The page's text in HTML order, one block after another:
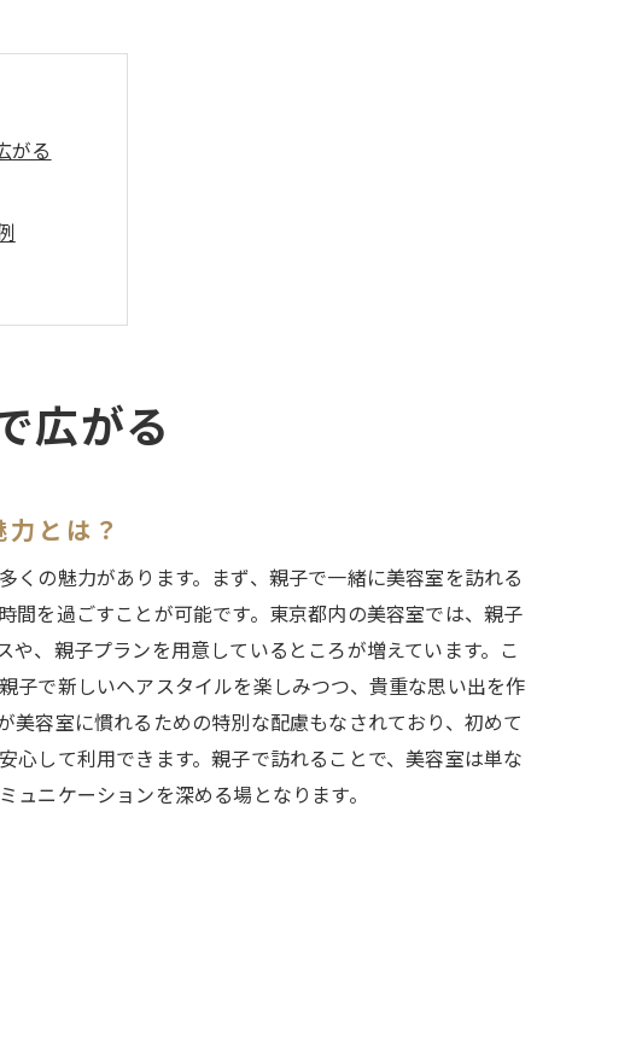
がる
ス
室
サロン
広がる
とは？
くの魅力があります。まず、親子で一緒に美容室を訪れる
間を過ごすことが可能です。東京都内の美容室では、親子
や、親子プランを用意しているところが増えています。こ
子で新しいヘアスタイルを楽しみつつ、貴重な思い出を作
美容室に慣れるための特別な配慮もなされており、初めて
心して利用できます。親子で訪れることで、美容室は単な
ュニケーションを深める場となります。